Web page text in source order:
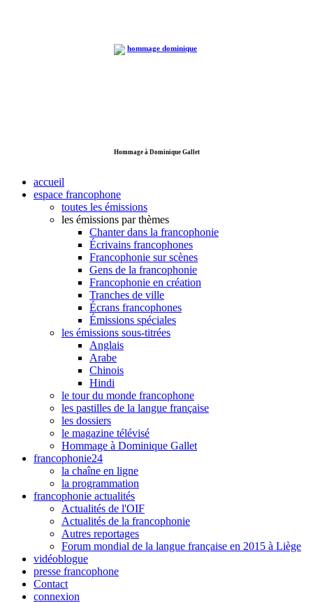
Hommage à Dominique Gallet
accueil
espace francophone
toutes les émissions
les émissions par thèmes
Chanter dans la francophonie
Écrivains francophones
Francophonie sur scènes
Gens de la francophonie
Francophonie en création
Tranches de ville
Écrans francophones
Émissions spéciales
les émissions sous-titrées
Anglais
Arabe
Chinois
Hindi
le tour du monde francophone
les pastilles de la langue française
les dossiers
le magazine télévisé
Hommage à Dominique Gallet
francophonie24
la chaîne en ligne
la programmation
francophonie actualités
Actualités de l'OIF
Actualités de la francophonie
Autres reportages
Forum mondial de la langue française en 2015 à Liège
vidéoblogue
presse francophone
Contact
connexion